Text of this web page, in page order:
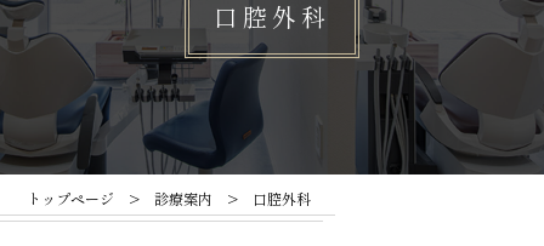
口腔外科
トップページ > 診療案内 > 口腔外科